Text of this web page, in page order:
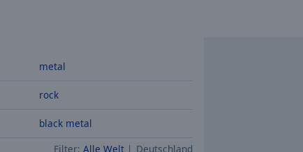
metal
rock
black metal
Filter: Alle Welt Deutschland